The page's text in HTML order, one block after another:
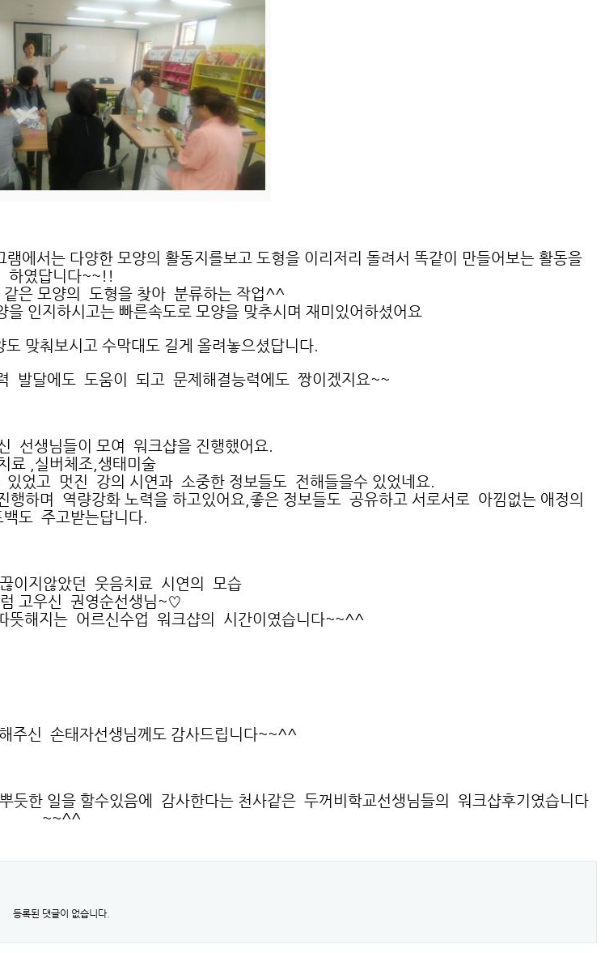
서는 다양한 모양의 활동지를보고 도형을 이리저리 돌려서 똑같이 만들어보는 활동을
하였답니다~~!!
은 모양의 도형을 찾아 분류하는 작업^^
인지하시고는 빠른속도로 모양을 맞추시며 재미있어하셨어요
맞춰보시고 수막대도 길게 올려놓으셨답니다.
발달에도 도움이 되고 문제해결능력에도 짱이겠지요~~
선생님들이 모여 워크샵을 진행했어요.
료 ,실버체조,생태미술
었고 멋진 강의 시연과 소중한 정보들도 전해들을수 있었네요.
하며 역량강화 노력을 하고있어요,좋은 정보들도 공유하고 서로서로 아낌없는 애정의
백도 주고받는답니다.
이지않았던 웃음치료 시연의 모습
고우신 권영순선생님~♡
뜻해지는 어르신수업 워크샵의 시간이였습니다~~^^
주신 손태자선생님께도 감사드립니다~~^^
한 일을 할수있음에 감사한다는 천사같은 두꺼비학교선생님들의 워크샵후기였습니다
~~^^
등록된 댓글이 없습니다.